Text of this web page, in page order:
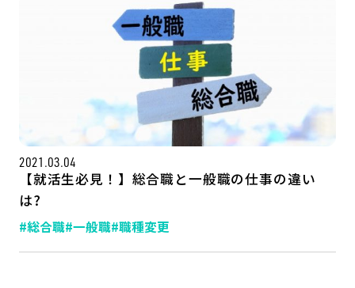
企業・業界研究はインタツアー
記事一覧
2021.03.04
【就活生必見！】総合職と一般職の仕事の違い
は?
#総合職#一般職#職種変更